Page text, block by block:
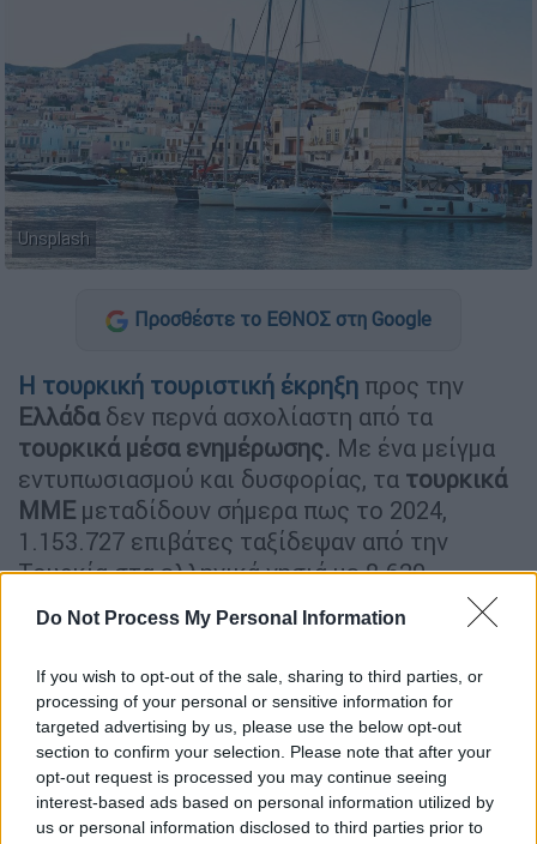
Do Not Process My Personal Information
If you wish to opt-out of the sale, sharing to third parties, or
processing of your personal or sensitive information for
targeted advertising by us, please use the below opt-out
section to confirm your selection. Please note that after your
opt-out request is processed you may continue seeing
interest-based ads based on personal information utilized by
us or personal information disclosed to third parties prior to
Unsplash
Προσθέστε το ΕΘΝΟΣ στη Google
Η τουρκική τουριστική έκρηξη προς την
Ελλάδαδεν περνά ασχολίαστη από τα
τουρκικά μέσα ενημέρωσης. Με ένα μείγμα
εντυπωσιασμού και δυσφορίας, τα τουρκικά
ΜΜΕ μεταδίδουν σήμερα πως το 2024,
1.153.727 επιβάτες ταξίδεψαν από την
Τουρκία στα ελληνικά νησιά με 8.629
δρομολόγια πλοίων, σημειώνοντας αύξηση
93% σε σύγκριση με το προηγούμενο έτος.
Σύμφωνα με το ρεπορτάζ, «τα ελληνικά νησιά
γέμισαν από τουρίστες από τηνΤουρκία
πλοία να αναχωρούν από τα λιμάνια της
Σμύρνης, τηςΑλικαρνασσού, τουΑϊβαλιού
τηςΜαρμαρίδαςκαι άλλων περιοχών.